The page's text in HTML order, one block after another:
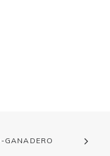
GANADERO